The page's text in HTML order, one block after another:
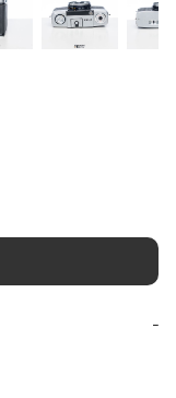
−